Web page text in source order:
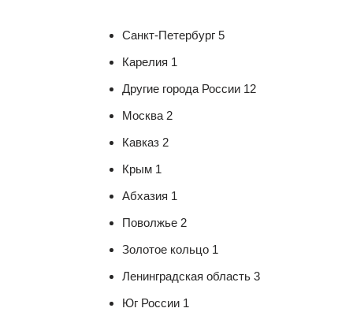
Санкт-Петербург 5
Карелия 1
Другие города России 12
Москва 2
Кавказ 2
Крым 1
Абхазия 1
Поволжье 2
Золотое кольцо 1
Ленинградская область 3
Юг России 1